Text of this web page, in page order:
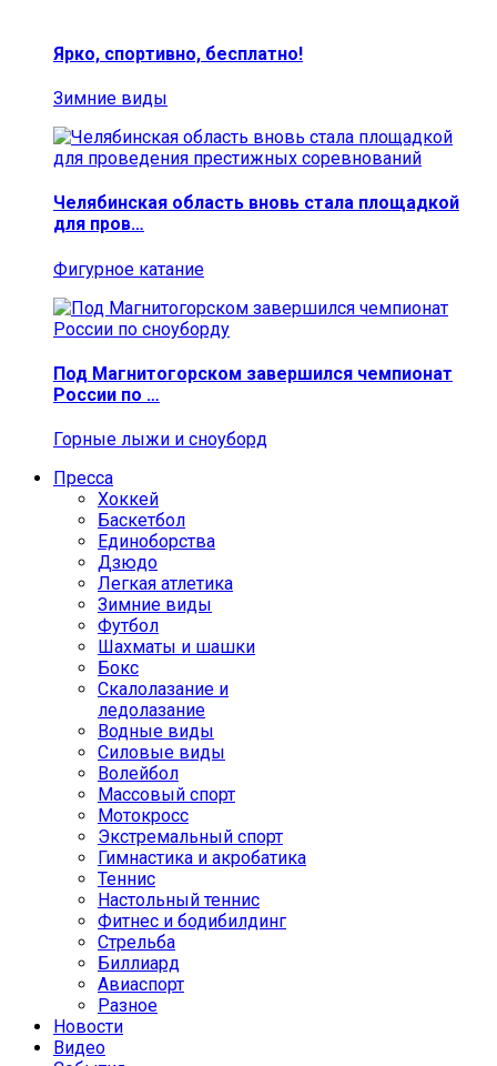
Ярко, спортивно, бесплатно!
Зимние виды
Челябинская область вновь стала площадкой
для пров…
Фигурное катание
Под Магнитогорском завершился чемпионат
России по …
Горные лыжи и сноуборд
Пресса
Хоккей
Баскетбол
Единоборства
Дзюдо
Легкая атлетика
Зимние виды
Футбол
Шахматы и шашки
Бокс
Скалолазание и
ледолазание
Водные виды
Силовые виды
Волейбол
Массовый спорт
Мотокросс
Экстремальный спорт
Гимнастика и акробатика
Теннис
Настольный теннис
Фитнес и бодибилдинг
Стрельба
Биллиард
Авиаспорт
Разное
Новости
Видео